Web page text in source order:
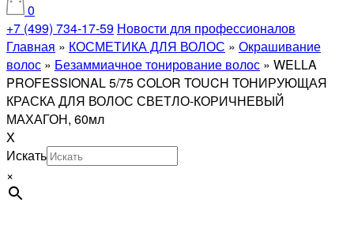
0
+7 (499) 734-17-59 Новости для профессионалов
Главная » КОСМЕТИКА ДЛЯ ВОЛОС » Окрашивание
волос » Безаммиачное тонирование волос » WELLA
PROFESSIONAL 5/75 COLOR TOUCH ТОНИРУЮЩАЯ
КРАСКА ДЛЯ ВОЛОС СВЕТЛО-КОРИЧНЕВЫЙ
МАХАГОН, 60мл
X
Искать
×